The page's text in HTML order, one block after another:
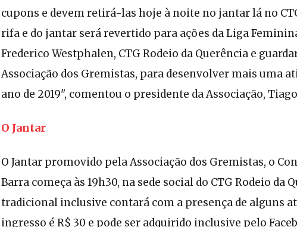
cupons e devem retirá-las hoje à noite no jantar lá no
rifa e do jantar será revertido para ações da Liga
Frederico Westphalen, CTG Rodeio da Querência e
Associação dos Gremistas, para desenvolver mais uma
ano de 2019", comentou o presidente da Associação,
O Jantar
O Jantar promovido pela Associação dos Gremistas, o
Barra começa às 19h30, na sede social do CTG Rodeio da
tradicional inclusive contará com a presença de alguns
ingresso é R$ 30 e pode ser adquirido inclusive pelo